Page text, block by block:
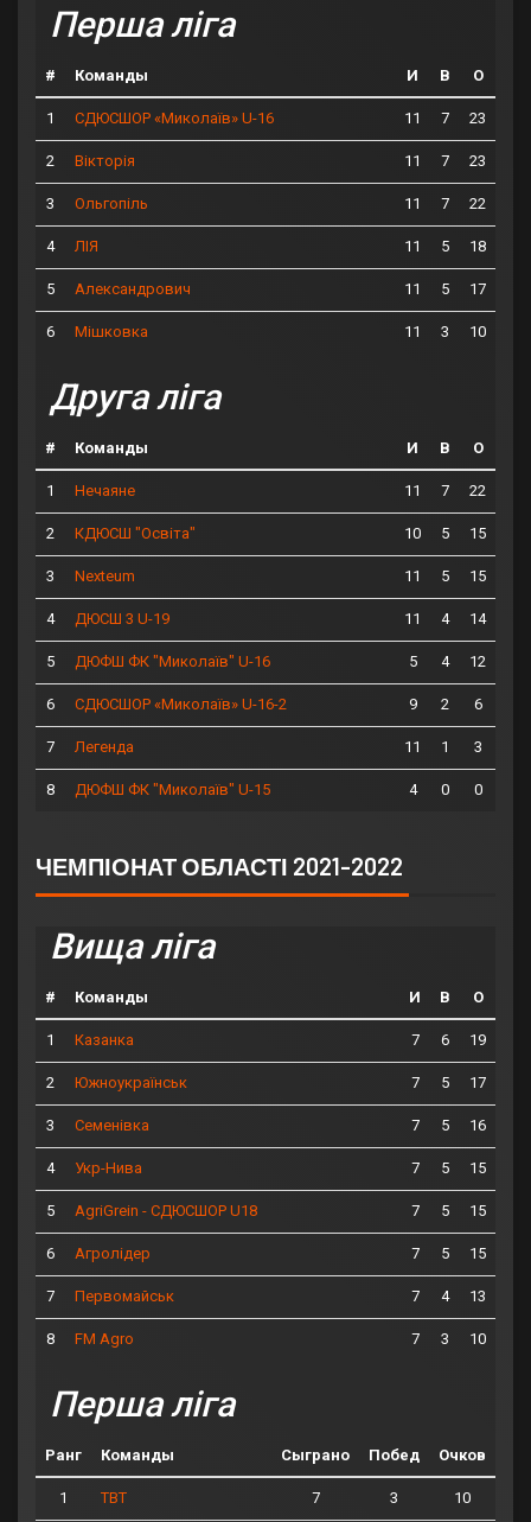
Перша ліга
# Команды И В О
1 СДЮСШОР «Миколаїв» U-16 11 7 23
2 Вікторія 11 7 23
3 Ольгопіль 11 7 22
4 ЛІЯ 11 5 18
5 Александрович 11 5 17
6 Мішковка 11 3 10
Друга ліга
# Команды И В О
1 Нечаяне 11 7 22
2 КДЮСШ "Освіта" 10 5 15
3 Nexteum 11 5 15
4 ДЮСШ 3 U-19 11 4 14
5 ДЮФШ ФК "Миколаїв" U-16 5 4 12
6 СДЮСШОР «Миколаїв» U-16-2 9 2 6
7 Легенда 11 1 3
8 ДЮФШ ФК "Миколаїв" U-15 4 0 0
ЧЕМПІОНАТ ОБЛАСТІ 2021-2022
Вища ліга
# Команды И В О
1 Казанка 7 6 19
2 Южноукраїнськ 7 5 17
3 Семенівка 7 5 16
4 Укр-Нива 7 5 15
5 AgriGrein - СДЮСШОР U18 7 5 15
6 Агролідер 7 5 15
7 Первомайськ 7 4 13
8 FM Agro 7 3 10
Перша ліга
Ранг Команды Сыграно Побед Очков
1 ТВТ 7 3 10